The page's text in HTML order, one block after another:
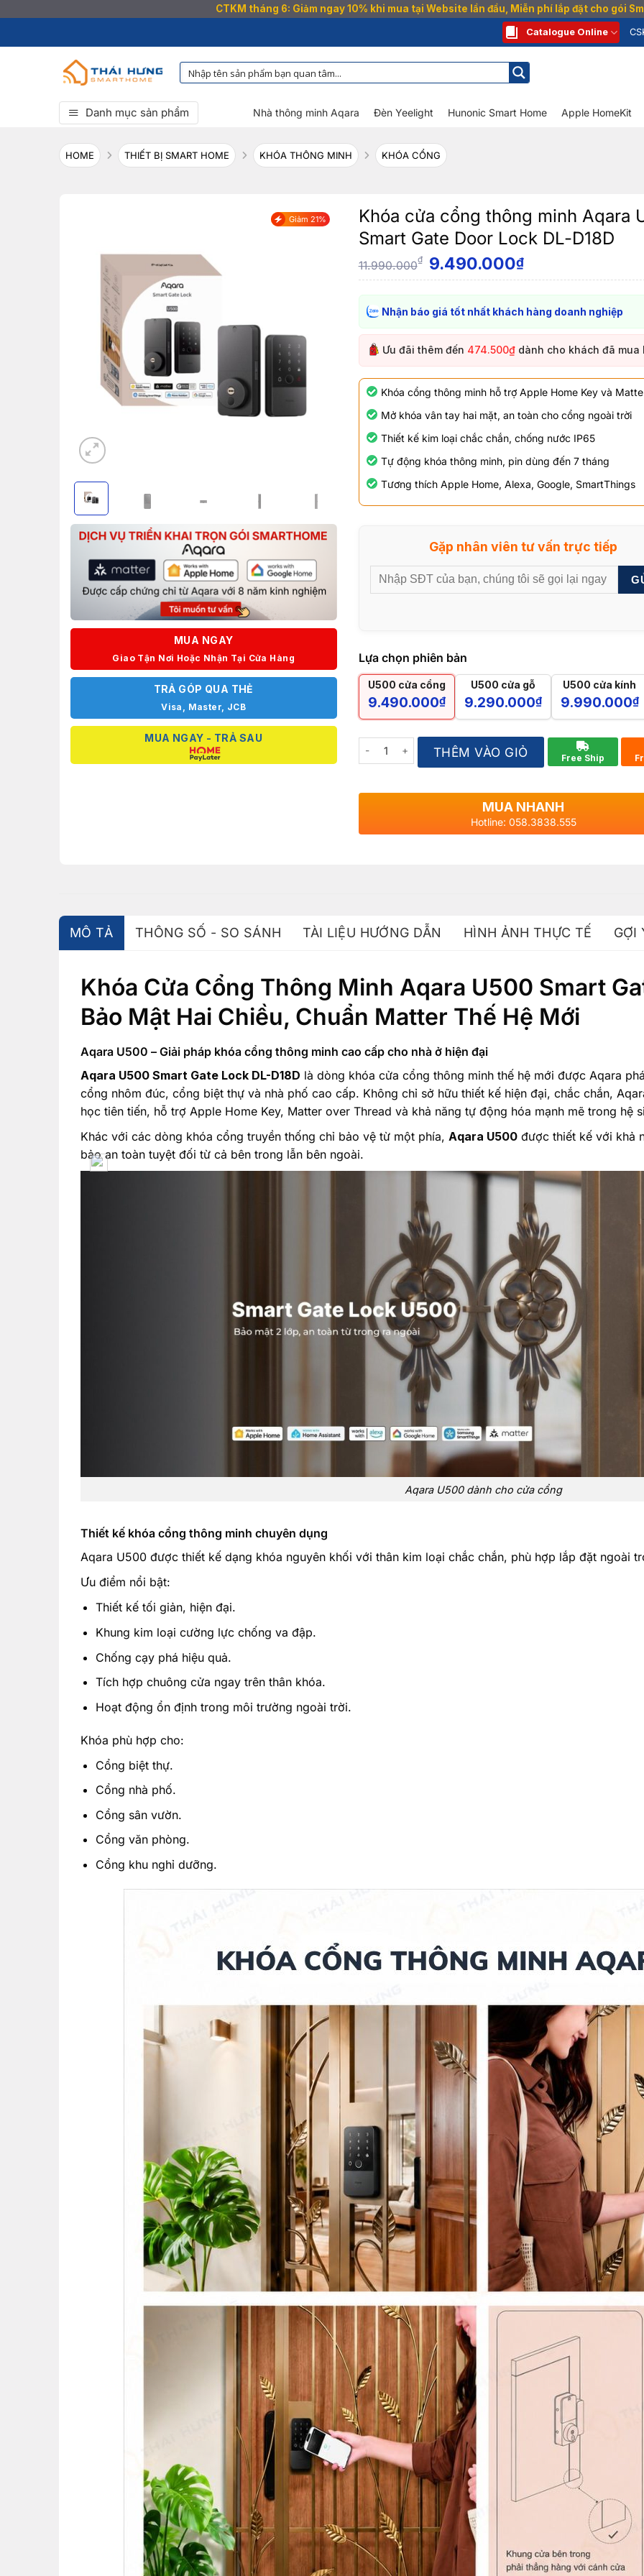
CTKM tháng 6: Giảm ngay 10% khi mua tại Website lần đầu, Miễn phí lắp đặt cho gói
qua
Catalogue Online
Danh mục sản phẩm Nhà thông minh Aqara Đèn Yeelight Hunonic Smart Home Apple HomeKit
HOME THIẾT BỊ SMART HOME KHÓA THÔNG MINH KHÓA CỔNG
Giảm 21%
MUA NGAY
Giao Tận Nơi Hoặc Nhận Tại Cửa Hàng
TRẢ GÓP QUA THẺ
Visa, Master, JCB
MUA NGAY - TRẢ SAU
Khóa cửa cổng thông minh Aqara
Smart Gate Door Lock DL-D18D
11.990.000₫ 9.490.000₫
Nhận báo giá tốt nhất khách hàng doanh nghiệp
Ưu đãi thêm đến 474.500₫dành cho khách đã mua
Khóa cổng thông minh hỗ trợ Apple Home Key và
Mở khóa vân tay hai mặt, an toàn cho cổng ngoài trời
Thiết kế kim loại chắc chắn, chống nước IP65
Tự động khóa thông minh, pin dùng đến 7 tháng
Tương thích Apple Home, Alexa, Google, SmartThings
Gặp nhân viên tư vấn trực tiếp
Lựa chọn phiên bản
U500 cửa cổng
9.490.000₫
U500 cửa gỗ
9.290.000₫
U500 cửa kính
9.990.000₫
Quantity THÊM VÀO GIỎ Free Ship
MUA NHANH
Hotline: 058.3838.555
MÔ TẢ THÔNG SỐ - SO SÁNH TÀI LIỆU HƯỚNG DẪN HÌNH ẢNH THỰC TẾ GỢI
Khóa Cửa Cổng Thông Minh Aqara U500 Smart
Bảo Mật Hai Chiều, Chuẩn Matter Thế Hệ Mới
Aqara U500 – Giải pháp khóa cổng thông minh cao cấp cho nhà ở hiện đại
Aqara U500 Smart Gate Lock DL-D18D là dòng khóa cửa cổng thông minh thế hệ mới được Aqara
cổng nhôm đúc, cổng biệt thự và nhà phố cao cấp. Không chỉ sở hữu thiết kế hiện đại, chắc chắn,
học tiên tiến, hỗ trợ Apple Home Key, Matter over Thread và khả năng tự động hóa mạnh mẽ trong hệ
Khác với các dòng khóa cổng truyền thống chỉ bảo vệ từ một phía, Aqara U500 được thiết kế với khả
bảo an toàn tuyệt đối từ cả bên trong lẫn bên ngoài.
Aqara U500 dành cho cửa cổng
Thiết kế khóa cổng thông minh chuyên dụng
Aqara U500 được thiết kế dạng khóa nguyên khối với thân kim loại chắc chắn, phù hợp lắp đặt ngoài
Ưu điểm nổi bật:
Thiết kế tối giản, hiện đại.
Khung kim loại cường lực chống va đập.
Chống cạy phá hiệu quả.
Tích hợp chuông cửa ngay trên thân khóa.
Hoạt động ổn định trong môi trường ngoài trời.
Khóa phù hợp cho:
Cổng biệt thự.
Cổng nhà phố.
Cổng sân vườn.
Cổng văn phòng.
Cổng khu nghỉ dưỡng.